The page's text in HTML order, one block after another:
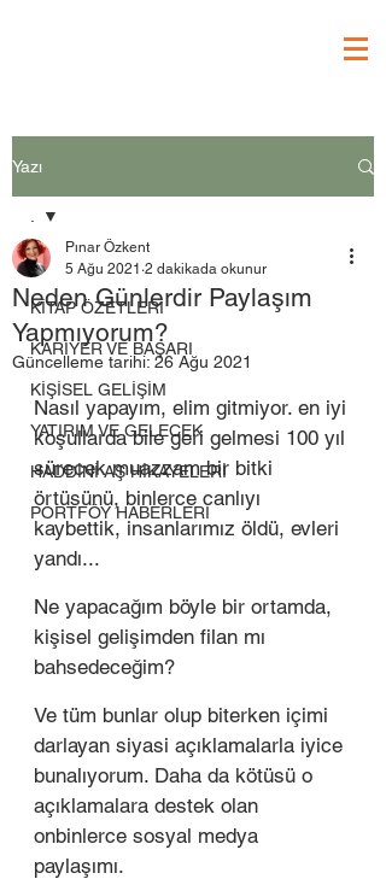
Yazı
.
KİTAP ÖZETLERİ
KARİYER VE BAŞARI
KİŞİSEL GELİŞİM
YATIRIM VE GELECEK
HADDİNİ AŞ HİKAYELERİ
PORTFÖY HABERLERİ
Neden Günlerdir Paylaşım
Yapmıyorum?
Pınar Özkent
5 Ağu 2021 2 dakikada okunur
Güncelleme tarihi: 26 Ağu 2021
Nasıl yapayım, elim gitmiyor. en iyi
koşullarda bile geri gelmesi 100 yıl
sürecek muazzam bir bitki
örtüsünü, binlerce canlıyı
kaybettik, insanlarımız öldü, evleri
yandı...
Ne yapacağım böyle bir ortamda,
kişisel gelişimden filan mı
bahsedeceğim?
Ve tüm bunlar olup biterken içimi
darlayan siyasi açıklamalarla iyice
bunalıyorum. Daha da kötüsü o
açıklamalara destek olan
onbinlerce sosyal medya
paylaşımı.